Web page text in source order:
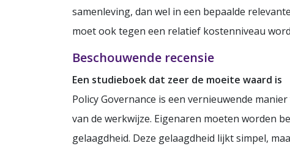
samenleving, dan wel in een bepaalde
moet ook tegen een relatief kostenniveau
Beschouwende recensie
Een studieboek dat zeer de moeite waard is
Policy Governance is een vernieuwende
van de werkwijze. Eigenaren moeten worden
gelaagdheid. Deze gelaagdheid lijkt simpel,